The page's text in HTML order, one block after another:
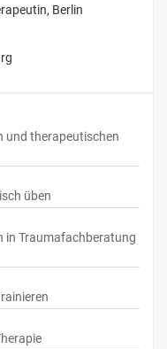
Berlin
und therapeutischen
üben
in Traumafachberatung